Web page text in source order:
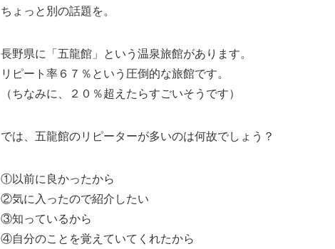
ちょっと別の話題を。
長野県に「五龍館」という温泉旅館があります。
リピート率６７％という圧倒的な旅館です。
（ちなみに、２０％超えたらすごいそうです）
では、五龍館のリピーターが多いのは何故でしょう？
①以前に良かったから
②気に入ったので紹介したい
③知っているから
④自分のことを覚えていてくれたから